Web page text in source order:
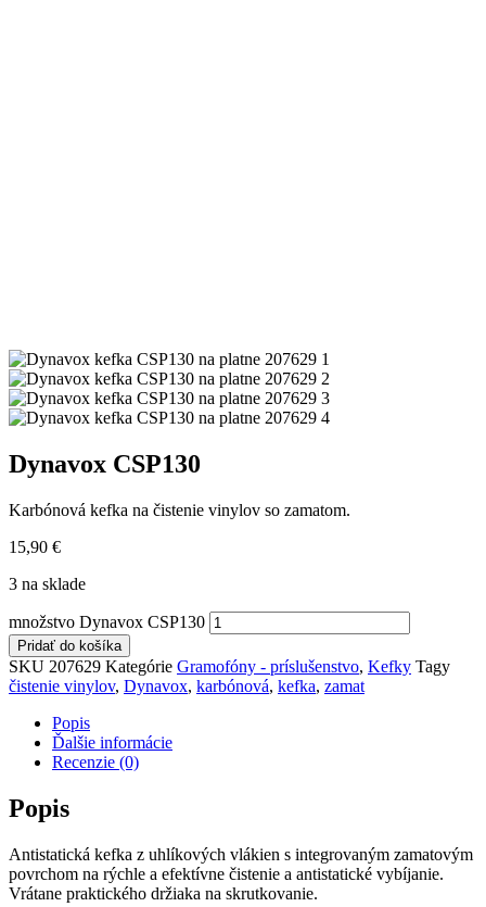
Dynavox CSP130
Karbónová kefka na čistenie vinylov so zamatom.
15,90 €
3 na sklade
množstvo Dynavox CSP130
Pridať do košíka
SKU 207629 Kategórie Gramofóny - príslušenstvo, Kefky Tagy
čistenie vinylov, Dynavox, karbónová, kefka, zamat
Popis
Ďalšie informácie
Recenzie (0)
Popis
Antistatická kefka z uhlíkových vlákien s integrovaným zamatovým
povrchom na rýchle a efektívne čistenie a antistatické vybíjanie.
Vrátane praktického držiaka na skrutkovanie.